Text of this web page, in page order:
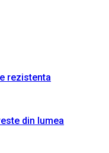
rezistenta
din lumea